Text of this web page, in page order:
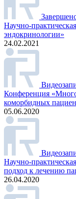
Научно-
эндокринологии»
24.02.2021
Конференция
коморбидных
05.06.2020
Научно-
подход к лечению
26.04.2020